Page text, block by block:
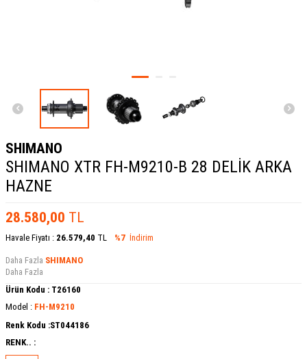
SHIMANO
SHIMANO XTR FH-M9210-B 28 DELİK ARKA
HAZNE
28.580,00 TL
Havale Fiyatı : 26.579,40 TL %7 İndirim
Daha Fazla SHIMANO
Daha Fazla
Ürün Kodu : T26160
Model : FH-M9210
Renk Kodu :ST044186
RENK.. :